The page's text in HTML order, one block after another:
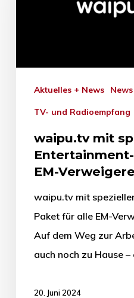
Aktuelles + News News
TV- und Radioempfang
waipu.tv mit
EM-
waipu.tv mit
Paket für alle EM-
Auf dem Weg zur
auch noch zu Hause
20. Juni 2024